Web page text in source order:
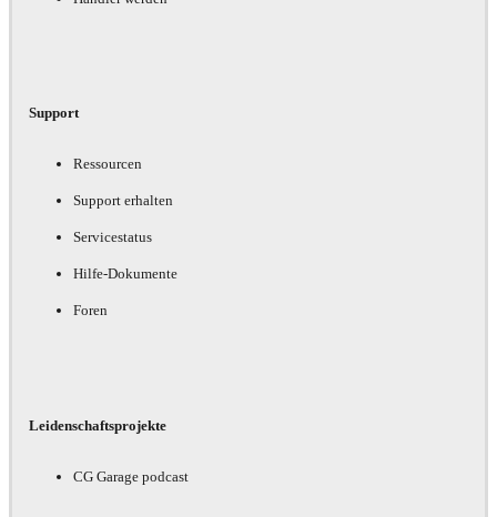
Support
Ressourcen
Support erhalten
Servicestatus
Hilfe-Dokumente
Foren
Leidenschaftsprojekte
CG Garage podcast